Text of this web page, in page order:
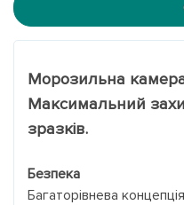
Морозильна
Максимальний
зразків.
Безпека
Багаторівнева